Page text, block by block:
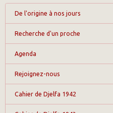
De l'origine à nos jours
Recherche d'un proche
Agenda
Rejoignez-nous
Cahier de Djelfa 1942